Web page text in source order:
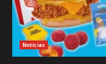
Noticias